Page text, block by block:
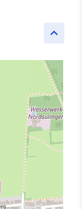
keyboard_arrow_up